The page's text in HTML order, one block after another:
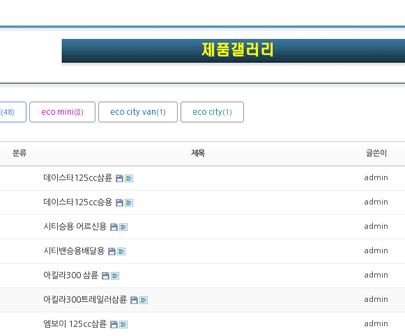
(48) eco mini (8) eco city van (1) eco city(1)
분류 제목 글쓴이
데이스타125cc삼륜 admin
데이스타125cc승용 admin
시티승용 어르신용 admin
시티밴승용배달용 admin
아킬라300 삼륜 admin
아킬라300트레일러삼륜 admin
엠보이 125cc삼륜 admin